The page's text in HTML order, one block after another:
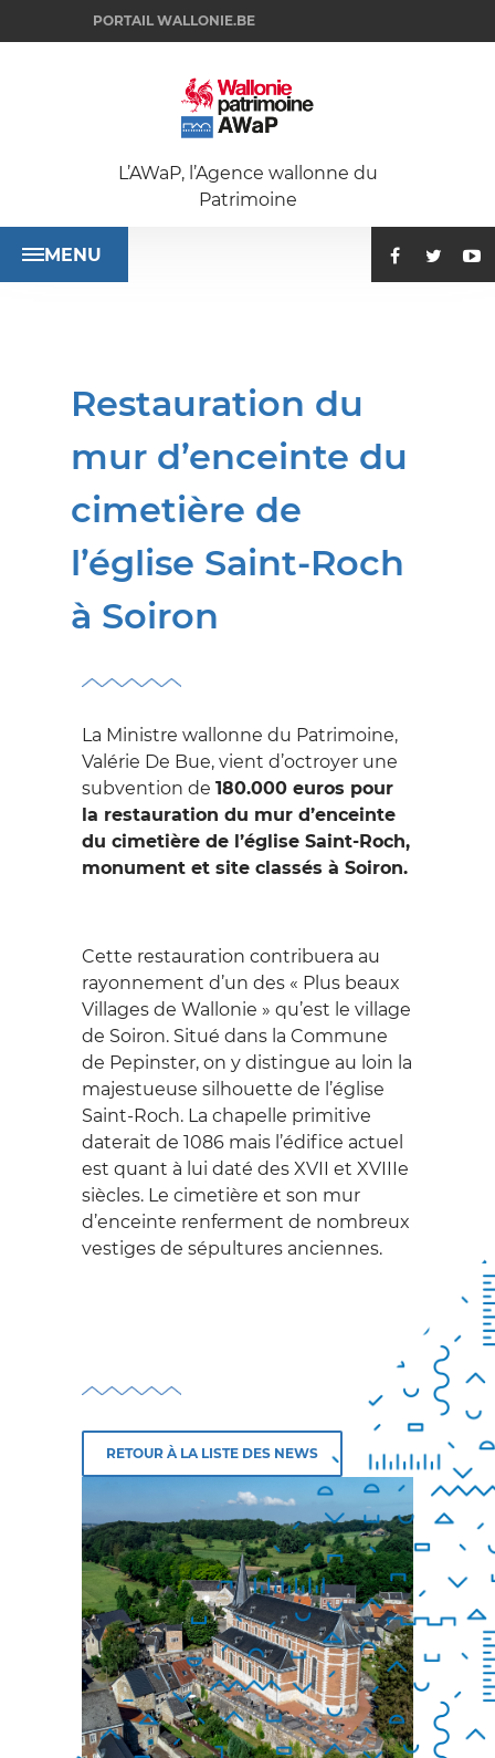
MENU
PORTAIL WALLONIE.BE
L’AWaP, l’Agence wallonne du
Patrimoine
Restauration du
mur d’enceinte du
cimetière de
l’église Saint-Roch
à Soiron
La Ministre wallonne du Patrimoine,
Valérie De Bue, vient d’octroyer une
subvention de 180.000 euros pour
la restauration du mur d’enceinte
du cimetière de l’église Saint-Roch,
monument et site classés à Soiron.
Cette restauration contribuera au
rayonnement d’un des « Plus beaux
Villages de Wallonie » qu’est le village
de Soiron. Situé dans la Commune
de Pepinster, on y distingue au loin la
majestueuse silhouette de l’église
Saint-Roch. La chapelle primitive
daterait de 1086 mais l’édifice actuel
est quant à lui daté des XVII et XVIIIe
siècles. Le cimetière et son mur
d’enceinte renferment de nombreux
vestiges de sépultures anciennes.
RETOUR À LA LISTE DES NEWS
SE
RENSEIGNER
SUR LES PROCÉDURES
Exemption des droits
de succession, de
donation et de partage
Patrimoine
Restaurer
Subsides
SE
DOCUMENTER
SUR LE PATRIMOINE
documentation
Inventaire du
Patrimoine
Patrimoine classé,
exceptionnel et
mondial
Publications &
DÉCOUVRIR
Adoptons un
monument
Archéoforum
Jeunesse
SE FORMER
DANS LE DOMAINE DU
PATRIMOINE
Bourses, prix, concours
Nos Centres de
formation
Professionnels
Scolaires
S'INVESTIR
Alliance Patrimoine-
Emploi 2.0
Nos mécènes
Partenariat avec
Prométhéa
Services internationaux
L'AGENCE
WALLONNE DU
PATRIMOINE
NOS MISSIONS
Location auditorium de
Beez
ACTUALITÉS
LIGNE
L'AGENDA DU
PATRIMOINE
PRESSE
CONTACT